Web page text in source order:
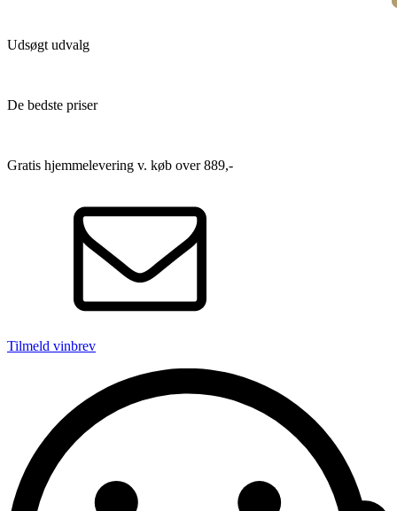
Udsøgt udvalg
De bedste priser
Gratis hjemmelevering v. køb over 889,-
Tilmeld vinbrev